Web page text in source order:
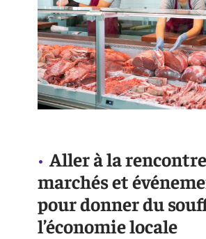
Aller à la
marchés et
pour donner du
l’économie locale